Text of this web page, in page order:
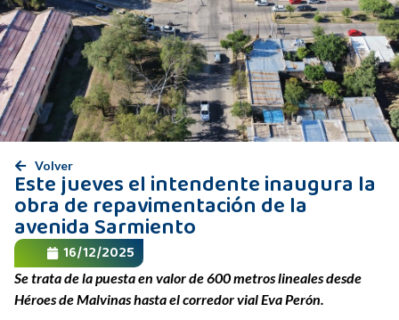
Volver
Este jueves el intendente inaugura la
obra de repavimentación de la
avenida Sarmiento
16/12/2025
Se trata de la puesta en valor de 600 metros lineales desde
Héroes de Malvinas hasta el corredor vial Eva Perón.